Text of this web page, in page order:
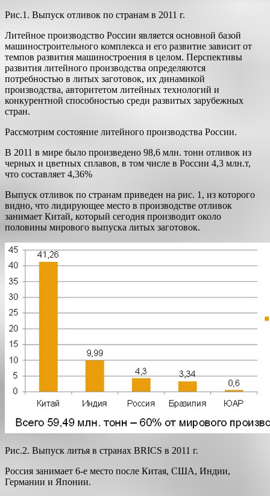
Рис.1. Выпуск отливок по странам в 2011 г.
Литейное производство России является основной базой
машиностроительного комплекса и его развитие зависит от
темпов развития машиностроения в целом. Перспективы
развития литейного производства определяются
потребностью в литых заготовок, их динамикой
производства, авторитетом литейных технологий и
конкурентной способностью среди развитых зарубежных
стран.
Рассмотрим состояние литейного производства России.
В 2011 в мире было произведено 98,6 млн. тонн отливок из
черных и цветных сплавов, в том числе в России 4,3 млн.т,
что составляет 4,36%
Выпуск отливок по странам приведен на рис. 1, из которого
видно, что лидирующее место в производстве отливок
занимает Китай, который сегодня производит около
половины мирового выпуска литых заготовок.
Рис.2. Выпуск литья в странах BRICS в 2011 г.
Россия занимает 6-е место после Китая, США, Индии,
Германии и Японии.